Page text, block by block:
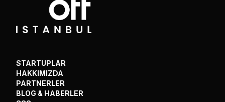
STARTUPLAR
HAKKIMIZDA
PARTNERLER
BLOG & HABERLER